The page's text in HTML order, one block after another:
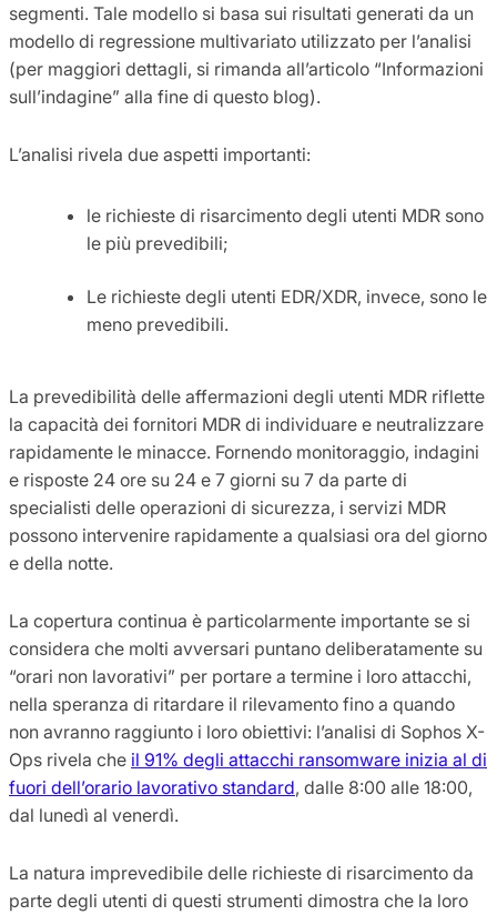
segmenti. Tale modello si basa sui risultati generati da un
modello di regressione multivariato utilizzato per l’analisi
(per maggiori dettagli, si rimanda all’articolo “Informazioni
sull’indagine” alla fine di questo blog).
L’analisi rivela due aspetti importanti:
le richieste di risarcimento degli utenti MDR sono
le più prevedibili;
Le richieste degli utenti EDR/XDR, invece, sono le
meno prevedibili.
La prevedibilità delle affermazioni degli utenti MDR riflette
la capacità dei fornitori MDR di individuare e neutralizzare
rapidamente le minacce. Fornendo monitoraggio, indagini
e risposte 24 ore su 24 e 7 giorni su 7 da parte di
specialisti delle operazioni di sicurezza, i servizi MDR
possono intervenire rapidamente a qualsiasi ora del giorno
e della notte.
La copertura continua è particolarmente importante se si
considera che molti avversari puntano deliberatamente su
“orari non lavorativi” per portare a termine i loro attacchi,
nella speranza di ritardare il rilevamento fino a quando
non avranno raggiunto i loro obiettivi: l’analisi di Sophos X-
Ops rivela che il 91% degli attacchi ransomware inizia al di
fuori dell’orario lavorativo standard, dalle 8:00 alle 18:00,
dal lunedì al venerdì.
La natura imprevedibile delle richieste di risarcimento da
parte degli utenti di questi strumenti dimostra che la loro